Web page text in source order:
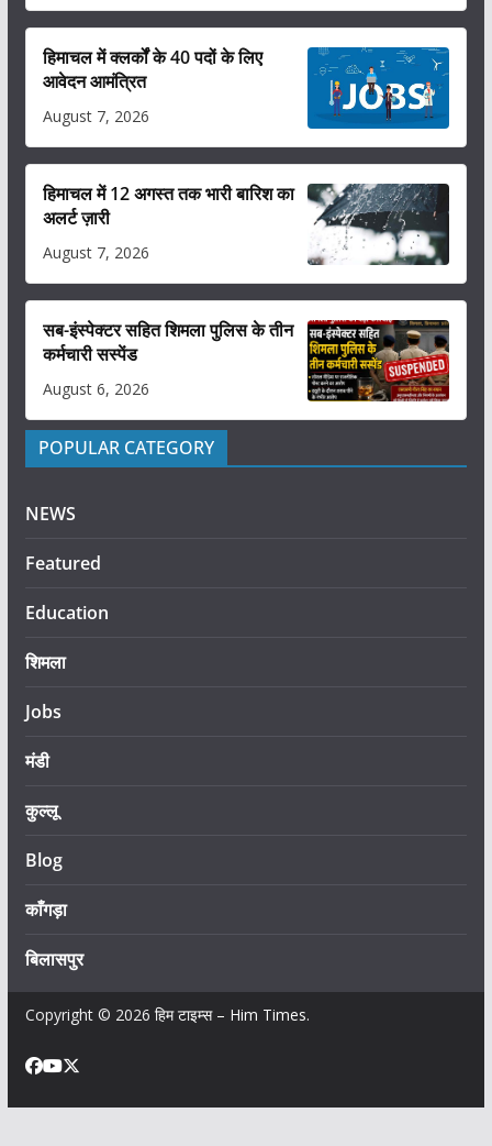
हिमाचल में क्लर्कों के 40 पदों के लिए
आवेदन आमंत्रित
August 7, 2026
हिमाचल में 12 अगस्त तक भारी बारिश का
अलर्ट ज़ारी
August 7, 2026
सब-इंस्पेक्टर सहित शिमला पुलिस के तीन
कर्मचारी सस्पेंड
August 6, 2026
POPULAR CATEGORY
NEWS
Featured
Education
शिमला
Jobs
मंडी
कुल्लू
Blog
काँगड़ा
बिलासपुर
Copyright © 2026 हिम टाइम्स – Him Times.